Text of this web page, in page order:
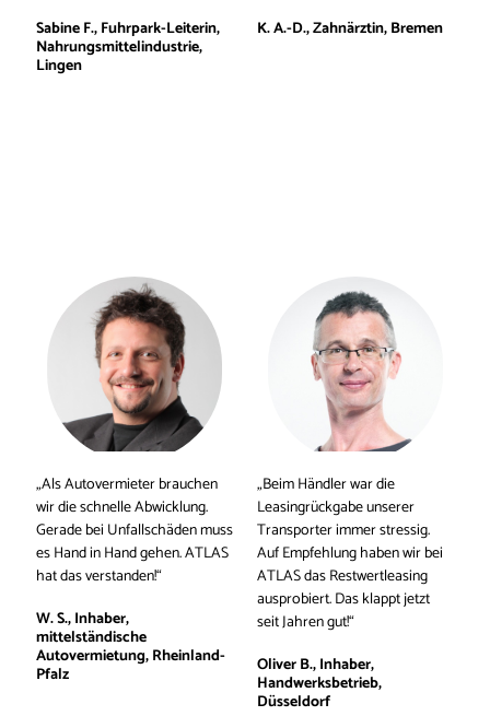
Sabine F., Fuhrpark-Leiterin,
Nahrungsmittelindustrie,
Lingen
K. A.-D., Zahnärztin, Bremen
„Als Autovermieter brauchen
wir die schnelle Abwicklung.
Gerade bei Unfallschäden muss
es Hand in Hand gehen. ATLAS
hat das verstanden!“
W. S., Inhaber,
mittelständische
Autovermietung, Rheinland-
Pfalz
„Beim Händler war die
Leasingrückgabe unserer
Transporter immer stressig.
Auf Empfehlung haben wir bei
ATLAS das Restwertleasing
ausprobiert. Das klappt jetzt
seit Jahren gut!“
Oliver B., Inhaber,
Handwerksbetrieb,
Düsseldorf